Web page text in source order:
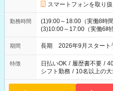
スマートフォンを取り
勤務時間
(1)9:00～18:00（実働8時
(3)10:00～17:00（実働6
期間 長期 2026年9月スタート
特徴 日払いOK / 履歴書不要 /
シフト勤務 / 10名以上の